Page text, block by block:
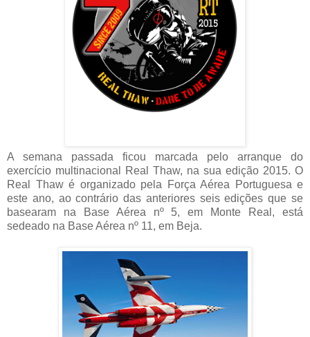
A semana passada ficou marcada pelo arranque do
exercício multinacional Real Thaw, na sua edição 2015. O
Real Thaw é organizado pela Força Aérea Portuguesa e
este ano, ao contrário das anteriores seis edições que se
basearam na Base Aérea nº 5, em Monte Real, está
sedeado na Base Aérea nº 11, em Beja.